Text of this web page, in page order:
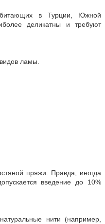
в Турции, Южной
деликатны и требуют
ламы.
пряжи. Правда, иногда
введение до 10%
нити (например,